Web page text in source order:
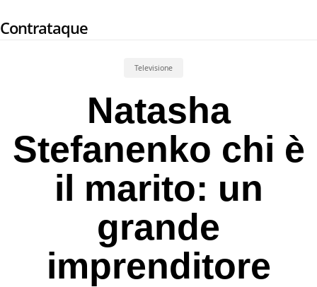
to
Contrataque
Televisione
Natasha
Stefanenko chi è
il marito: un
grande
imprenditore